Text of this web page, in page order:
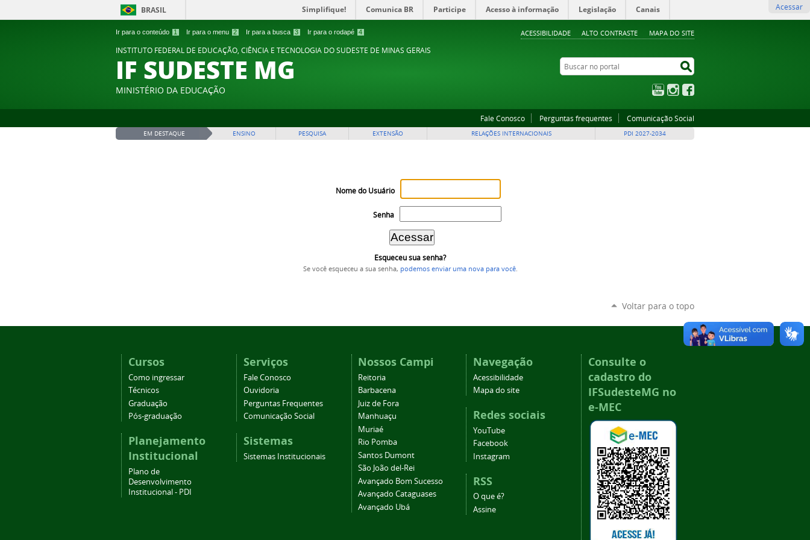
Ir para o conteúdo 1 Ir para o menu 2 Ir para a busca 3 Ir para o rodapé 4 ACESSIBILIDADE ALTO CONTRASTE MAPA DO SITE
BRASIL Simplifique! Comunica BR Participe Acesso à informação Legislação Canais Acessar
INSTITUTO FEDERAL DE EDUCAÇÃO, CIÊNCIA E TECNOLOGIA DO SUDESTE DE MINAS GERAIS
IF SUDESTE MG
MINISTÉRIO DA EDUCAÇÃO
Buscar no portal
YouTubeInstagram
Fale Conosco Perguntas frequentes Comunicação Social
EM DESTAQUE ENSINO PESQUISA EXTENSÃO RELAÇÕES INTERNACIONAIS PDI 2027-2034
Nome do Usuário
Senha
Esqueceu sua senha?
Se você esqueceu a sua senha, podemos enviar uma nova para você.
Voltar para o topo
Cursos
Como ingressar
Técnicos
Graduação
Pós-graduação
Planejamento
Institucional
Plano de
Desenvolvimento
Institucional - PDI
Serviços
Fale Conosco
Ouvidoria
Perguntas Frequentes
Comunicação Social
Sistemas
Sistemas Institucionais
Nossos Campi
Reitoria
Barbacena
Juiz de Fora
Manhuaçu
Muriaé
Rio Pomba
Santos Dumont
São João del-Rei
Avançado Bom Sucesso
Avançado Cataguases
Avançado Ubá
Navegação
Acessibilidade
Mapa do site
Redes sociais
YouTube
Facebook
Instagram
RSS
O que é?
Assine
Consulte o
cadastro do
IFSudesteMG no
e-MEC